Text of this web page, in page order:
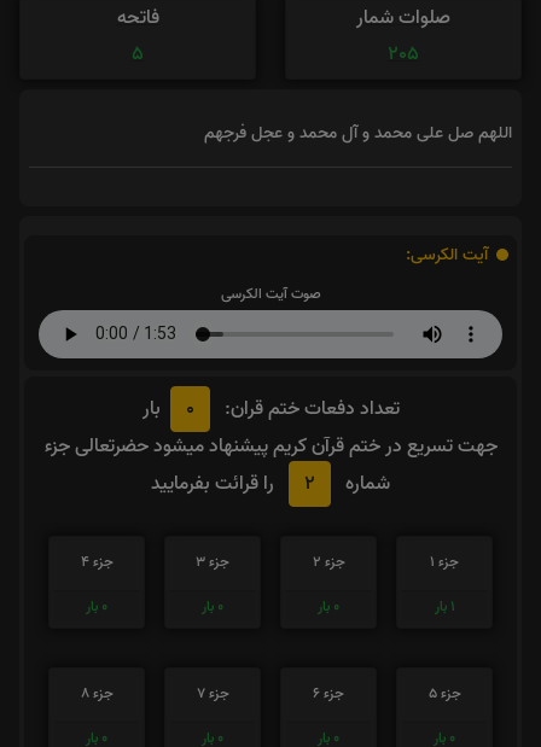
صلوات شمار
205
فاتحه
5
اللهم صل علی محمد و آل محمد و عجل فرجهم
آیت الکرسی:
صوت آیت الکرسی
تعداد دفعات ختم قران: 0
بار
جهت تسریع در ختم قرآن کریم پیشنهاد میشود حضرتعالی جزء
شماره
2 را قرائت بفرمایید
جزء 1
1 بار
جزء 2
0 بار
جزء 3
0 بار
جزء 4
0 بار
جزء 5
0 بار
جزء 6
0 بار
جزء 7
0 بار
جزء 8
0 بار